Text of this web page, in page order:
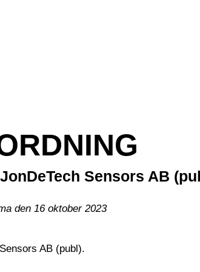
Sensors AB
den 16 oktober 2023
AB (publ).